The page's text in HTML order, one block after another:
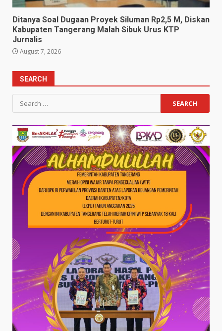
Ditanya Soal Dugaan Proyek Siluman Rp2,5 M, Diskan
Kabupaten Tangerang Malah Sibuk Urus KTP
Jurnalis
August 7, 2026
SEARCH
Search
for: